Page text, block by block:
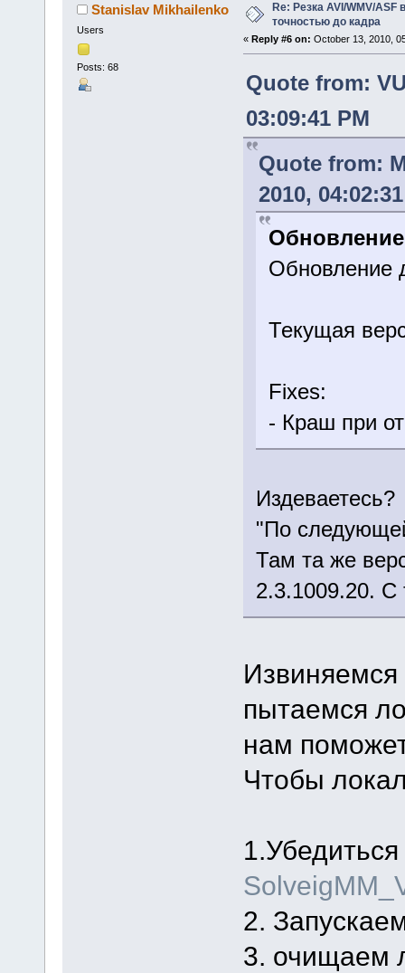
Stanislav Mikhailenko
Users
Posts: 68
Re: Резка AVI/WMV/
точностью до кадра
« Reply #6 on: October 13, 2010,
Quote from:
03:09:41 PM
Quote from:
2010,
Обновление
Текущая
Fixes:
- Краш при
Издеваетесь?
"По
Там та же
2.3.1009.20.
пытаемся
нам
Чтобы
2.
3. очищаем